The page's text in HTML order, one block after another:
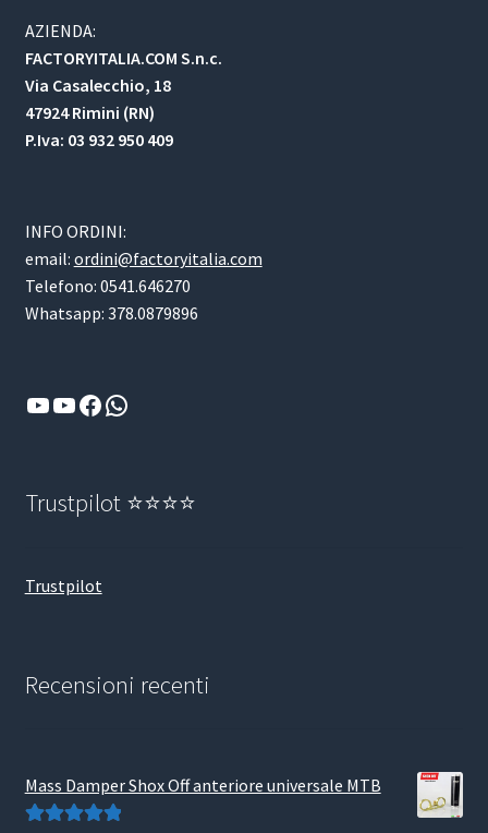
AZIENDA:
FACTORYITALIA.COM S.n.c.
Via Casalecchio, 18
47924 Rimini (RN)
P.Iva: 03 932 950 409
INFO ORDINI:
email: ordini@factoryitalia.com
Telefono: 0541.646270
Whatsapp: 378.0879896
YouTube
YouTube
Facebook
WhatsApp
Trustpilot ⭐⭐⭐⭐
Trustpilot
Recensioni recenti
Mass Damper Shox Off anteriore universale MTB